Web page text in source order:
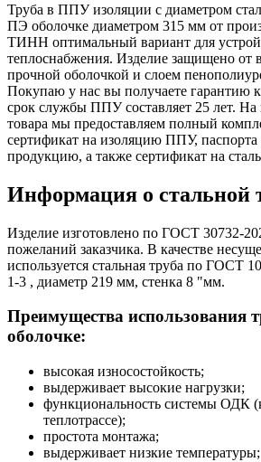
Труба в ППУ изоляции с диаметром
ПЭ оболочке диаметром 315 мм от
ТИНН оптимальный вариант для
теплоснабжения. Изделие защищено от
прочной оболочкой и слоем
Покупаю у нас вы получаете гарантию
срок службы ППУ составляет 25 лет.
товара мы предоставляем полный
сертификат на изоляцию ППУ, паспорта
продукцию, а также сертификат на
Информация о стальной
Изделие изготовлено по ГОСТ 30732-
пожеланий заказчика. В качестве
используется стальная труба по ГОСТ
1-3 , диаметр 219 мм, стенка 8 "мм.
Преимущества использования
оболочке:
высокая износостойкость;
выдерживает высокие нагрузки;
функциональность системы ОДК
теплотрассе);
простота монтажа;
выдерживает низкие температуры;